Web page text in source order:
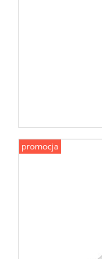
promocja